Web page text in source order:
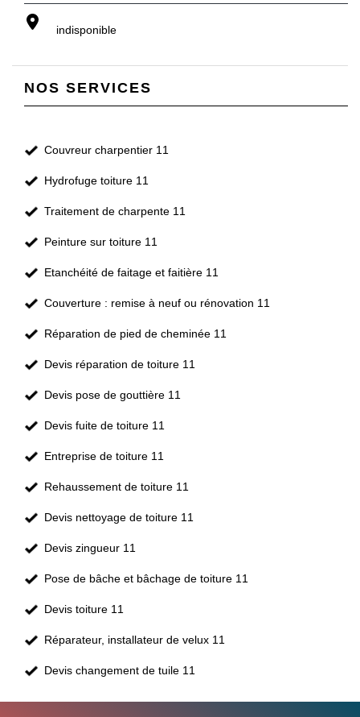
indisponible
NOS SERVICES
Couvreur charpentier 11
Hydrofuge toiture 11
Traitement de charpente 11
Peinture sur toiture 11
Etanchéité de faitage et faitière 11
Couverture : remise à neuf ou rénovation 11
Réparation de pied de cheminée 11
Devis réparation de toiture 11
Devis pose de gouttière 11
Devis fuite de toiture 11
Entreprise de toiture 11
Rehaussement de toiture 11
Devis nettoyage de toiture 11
Devis zingueur 11
Pose de bâche et bâchage de toiture 11
Devis toiture 11
Réparateur, installateur de velux 11
Devis changement de tuile 11